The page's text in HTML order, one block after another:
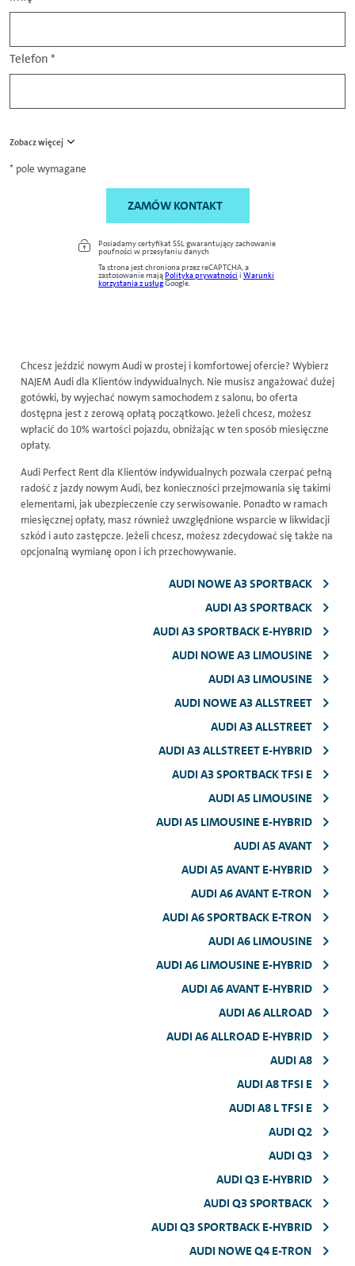
Telefon *
Zobacz więcej
* pole wymagane
ZAMÓW KONTAKT
Posiadamy certyfikat SSL gwarantujący zachowanie
poufności w przesyłaniu danych
Ta strona jest chroniona przez reCAPTCHA, a
zastosowanie mająPolityka prywatności i Warunki
korzystania z usługGoogle.
Chcesz jeździć nowym Audi w prostej i komfortowej ofercie? Wybierz
NAJEM Audi dla Klientów indywidualnych. Nie musisz angażować dużej
gotówki, by wyjechać nowym samochodem z salonu, bo oferta
dostępna jest z zerową opłatą początkowo. Jeżeli chcesz, możesz
wpłacić do 10% wartości pojazdu, obniżając w ten sposób miesięczne
opłaty.
Audi Perfect Rent dla Klientów indywidualnych pozwala czerpać pełną
radość z jazdy nowym Audi, bez konieczności przejmowania się takimi
elementami, jak ubezpieczenie czy serwisowanie. Ponadto w ramach
miesięcznej opłaty, masz również uwzględnione wsparcie w likwidacji
szkód i auto zastępcze. Jeżeli chcesz, możesz zdecydować się także na
opcjonalną wymianę opon i ich przechowywanie.
AUDI NOWE A3 SPORTBACK
AUDI A3 SPORTBACK
AUDI A3 SPORTBACK E-HYBRID
AUDI NOWE A3 LIMOUSINE
AUDI A3 LIMOUSINE
AUDI NOWE A3 ALLSTREET
AUDI A3 ALLSTREET
AUDI A3 ALLSTREET E-HYBRID
AUDI A3 SPORTBACK TFSI E
AUDI A5 LIMOUSINE
AUDI A5 LIMOUSINE E-HYBRID
AUDI A5 AVANT
AUDI A5 AVANT E-HYBRID
AUDI A6 AVANT E-TRON
AUDI A6 SPORTBACK E-TRON
AUDI A6 LIMOUSINE
AUDI A6 LIMOUSINE E-HYBRID
AUDI A6 AVANT E-HYBRID
AUDI A6 ALLROAD
AUDI A6 ALLROAD E-HYBRID
AUDI A8
AUDI A8 TFSI E
AUDI A8 L TFSI E
AUDI Q2
AUDI Q3
AUDI Q3 E-HYBRID
AUDI Q3 SPORTBACK
AUDI Q3 SPORTBACK E-HYBRID
AUDI NOWE Q4 E-TRON